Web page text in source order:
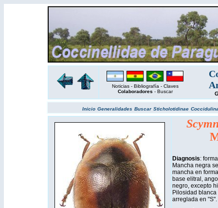
Noticias - Bibliografía - Claves
Colaboradores - Buscar
Inicio Generalidades Buscar Sticholotidinae
Diagnosis:
Mancha negra
mancha en
base elitral,
negro, excepto
Pilosidad
arreglada en "S".